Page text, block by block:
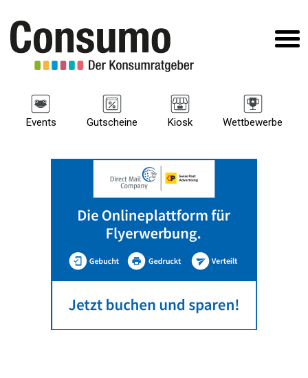
Events Gutscheine Kiosk Wettbewerbe